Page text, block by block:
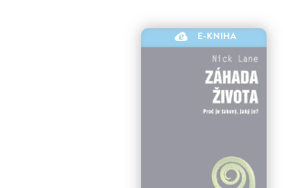
E-KNIHA